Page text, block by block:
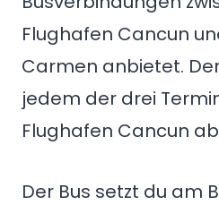
Flughafen Cancun
Carmen anbietet.
jedem der drei
Flughafen Cancun
Der Bus setzt du am